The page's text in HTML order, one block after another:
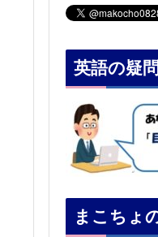
英語の疑
まこちょ